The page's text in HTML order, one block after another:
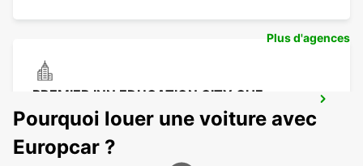
PREMIER INN EDUCATION CITY CHF
DRIV
DOHA - QATAR
Plus d'agences
Pourquoi louer une voiture avec
Europcar ?